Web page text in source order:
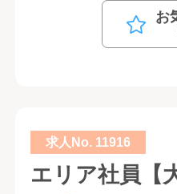
お
求人No. 11916
エリア社員【